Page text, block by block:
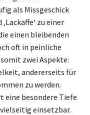
als Missgeschick
zu einer
einen bleibenden
oft in peinliche
zwei Aspekte:
andererseits für
zu werden.
eine besondere Tiefe
einsetzbar.